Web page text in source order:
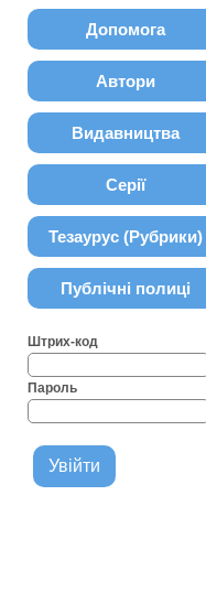
Допомога
Автори
Видавництва
Серії
Тезаурус (Рубрики)
Публічні полиці
Штрих-код
Пароль